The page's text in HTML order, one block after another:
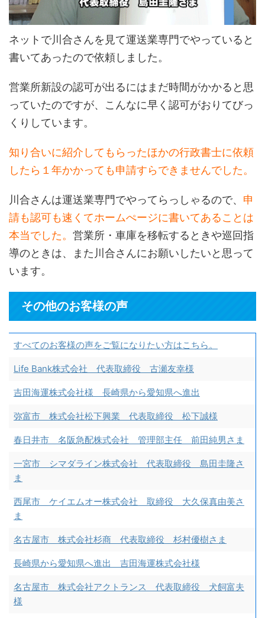
ネットで川合さんを見て運送業専門でやっていると
書いてあったので依頼しました。
営業所新設の認可が出るにはまだ時間がかかると思
っていたのですが、こんなに早く認可がおりてびっ
くりしています。
知り合いに紹介してもらったほかの行政書士に依頼
したら１年かかっても申請すらできませんでした。
川合さんは運送業専門でやってらっしゃるので、 申
請も認可も速くてホームぺージに書いてあることは
本当でした。 営業所・車庫を移転するときや巡回指
導のときは、また川合さんにお願いしたいと思って
います。
その他のお客様の声
すべてのお客様の声をご覧になりたい方はこちら。
Life Bank株式会社 代表取締役 古瀬友幸様
吉田海運株式会社様 長崎県から愛知県へ進出
弥富市 株式会社松下興業 代表取締役 松下誠様
春日井市 名阪急配株式会社 管理部主任 前田純男さま
一宮市 シマダライン株式会社 代表取締役 島田圭隆さ
ま
西尾市 ケイエムオー株式会社 取締役 大久保真由美さ
ま
名古屋市 株式会社杉商 代表取締役 杉村優樹さま
長崎県から愛知県へ進出 吉田海運株式会社様
名古屋市 株式会社アクトランス 代表取締役 犬飼富夫
様